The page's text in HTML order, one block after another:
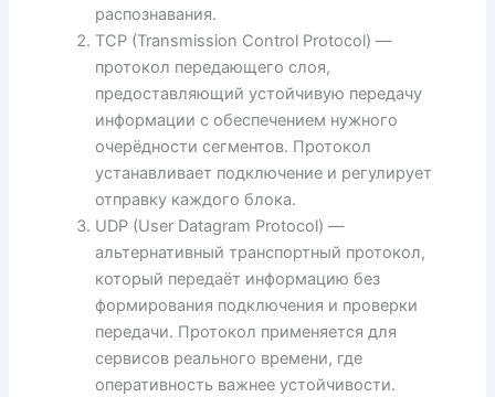
распознавания.
TCP (Transmission Control Protocol) —
протокол передающего слоя,
предоставляющий устойчивую передачу
информации с обеспечением нужного
очерёдности сегментов. Протокол
устанавливает подключение и регулирует
отправку каждого блока.
UDP (User Datagram Protocol) —
альтернативный транспортный протокол,
который передаёт информацию без
формирования подключения и проверки
передачи. Протокол применяется для
сервисов реального времени, где
оперативность важнее устойчивости.